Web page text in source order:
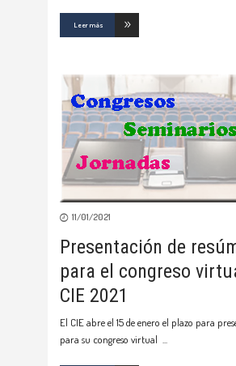
Leer más
11/01/2021
Presentación de
para el congreso
CIE 2021
El CIE abre el 15 de enero el plazo para
para su congreso virtual